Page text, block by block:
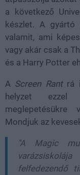
a következő
készlet. A gyártó
valamit, ami
vagy akár csak a
és a Harry Potter
A Screen Rantrá
helyzet ezzel
Mondjuk az
"A Magic
felfedezendő